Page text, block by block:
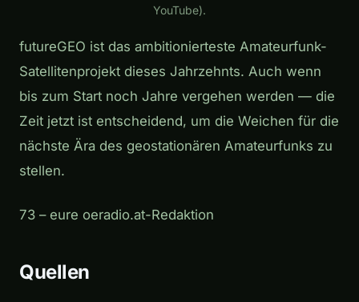
YouTube).
futureGEO ist das ambitionierteste Amateurfunk-
Satellitenprojekt dieses Jahrzehnts. Auch wenn
bis zum Start noch Jahre vergehen werden — die
Zeit jetzt ist entscheidend, um die Weichen für die
nächste Ära des geostationären Amateurfunks zu
stellen.
73 – eure oeradio.at-Redaktion
Quellen